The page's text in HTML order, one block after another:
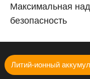
Максимальная
безопасность
Литий-ионный